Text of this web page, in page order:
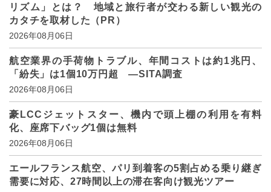
リズム」とは？ 地域と旅行者が交わる新しい観光の
カタチを取材した（PR）
2026年08月06日
航空業界の手荷物トラブル、年間コストは約1兆円、
「紛失」は1個10万円超 ―SITA調査
2026年08月06日
豪LCCジェットスター、機内で頭上棚の利用を有料
化、座席下バッグ1個は無料
2026年08月06日
エールフランス航空、パリ到着客の5割占める乗り継ぎ
需要に対応、27時間以上の滞在客向け観光ツアー